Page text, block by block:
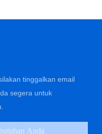
tinggalkan email
segera untuk